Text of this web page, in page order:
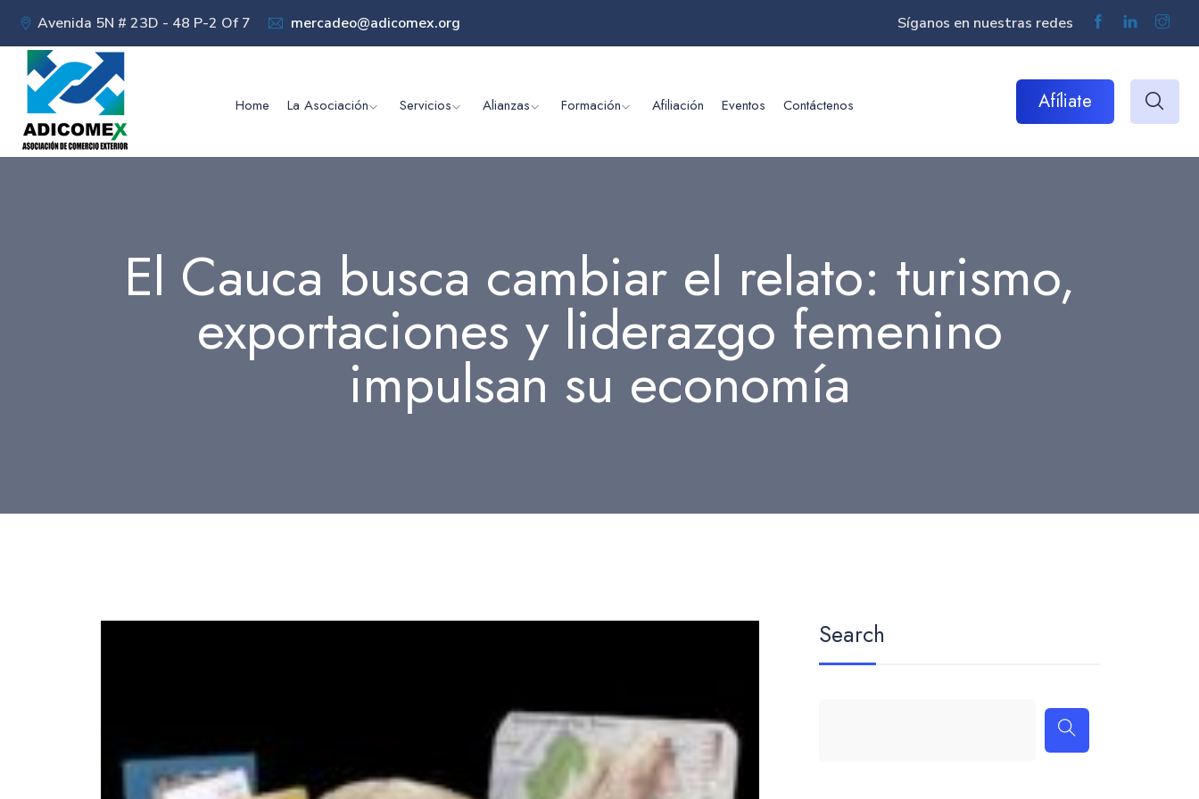
Avenida 5N # 23D - 48 P-2 Of 7 mercadeo@adicomex.org Síganos en nuestras redes
Home La Asociación Servicios Alianzas Formación Afiliación Eventos Contáctenos Afíliate
El Cauca busca cambiar el relato: turismo,
exportaciones y liderazgo femenino
impulsan su economía
Search